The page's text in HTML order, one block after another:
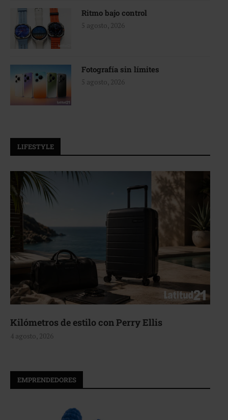
Ritmo bajo control
5 agosto, 2026
Fotografía sin límites
5 agosto, 2026
LIFESTYLE
Kilómetros de estilo con Perry Ellis
4 agosto, 2026
EMPRENDEDORES